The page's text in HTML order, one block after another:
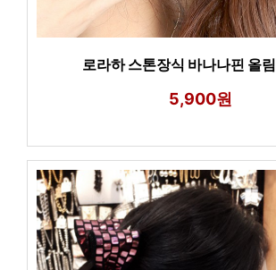
로라하 스톤장식 바나나핀 올
5,900원